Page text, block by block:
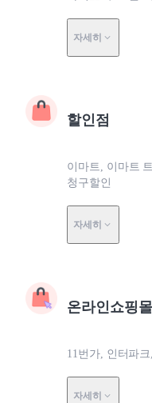
자세히
할인점
이마트, 이마트
청구할인
자세히
온라인쇼핑몰
11번가, 인터파
자세히